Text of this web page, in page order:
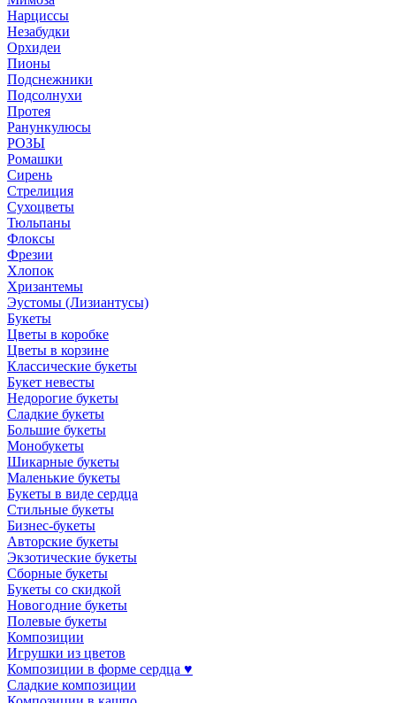
Нарциссы
Незабудки
Орхидеи
Пионы
Подснежники
Подсолнухи
Протея
Ранункулюсы
РОЗЫ
Ромашки
Сирень
Стрелиция
Сухоцветы
Тюльпаны
Флоксы
Фрезии
Хлопок
Хризантемы
Эустомы (Лизиантусы)
Букеты
Цветы в коробке
Цветы в корзине
Классические букеты
Букет невесты
Недорогие букеты
Сладкие букеты
Большие букеты
Монобукеты
Шикарные букеты
Маленькие букеты
Букеты в виде сердца
Стильные букеты
Бизнес-букеты
Авторские букеты
Экзотические букеты
Сборные букеты
Букеты со скидкой
Новогодние букеты
Полевые букеты
Композиции
Игрушки из цветов
Композиции в форме сердца ♥
Сладкие композиции